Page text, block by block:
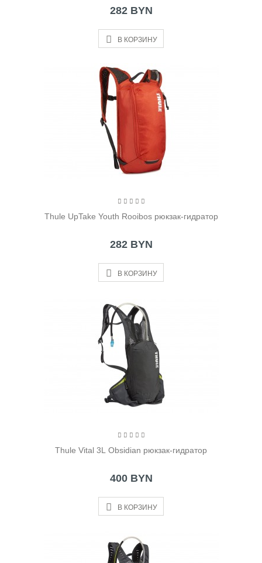
282 BYN
В КОРЗИНУ
Thule UpTake Youth Rooibos рюкзак-гидратор
282 BYN
В КОРЗИНУ
Thule Vital 3L Obsidian рюкзак-гидратор
400 BYN
В КОРЗИНУ